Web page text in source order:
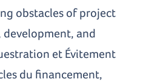
obstacles of project
and
et Évitement
du financement,